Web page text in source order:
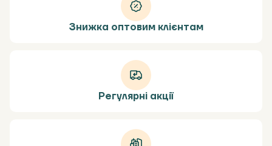
Знижка оптовим клієнтам
Регулярні акції